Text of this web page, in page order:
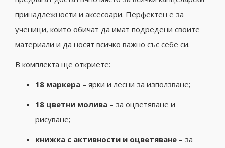
принадлежности и аксесоари. Перфектен е за
ученици, които обичат да имат подредени своите
материали и да носят всичко важно със себе си.
В комплекта ще откриете:
18 маркера – ярки и лесни за използване;
18 цветни молива – за оцветяване и
рисуване;
книжка с активности и оцветяване – за